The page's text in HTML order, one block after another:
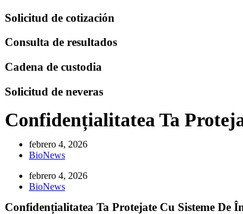
Solicitud de cotización
Consulta de resultados
Cadena de custodia
Solicitud de neveras
Confidențialitatea Ta
febrero 4, 2026
BioNews
febrero 4, 2026
BioNews
Confidențialitatea Ta Protejate Cu Sisteme De